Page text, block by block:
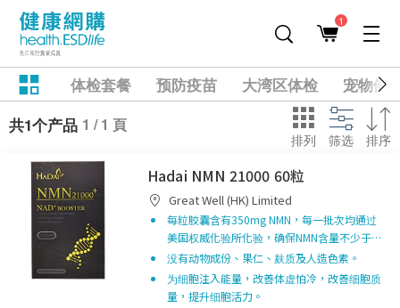
1
体检套餐 预防疫苗 大湾区体检
宠物健
共1个产品 1 / 1 頁
排列 筛选 排序
Hadai NMN 21000 60粒
Great Well (HK) Limited
每粒胶囊含有350mg NMN，每一批次均通过
美国权威化验所化验，确保NMN含量不少于…
没有动物成份、果仁、麸质及人造色素。
为细胞注入能量，改善体虚怕冷，改善细胞质
量，提升细胞活力。